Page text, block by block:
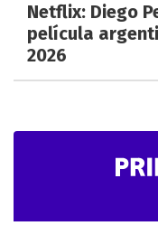
Netflix: Diego
película
2026